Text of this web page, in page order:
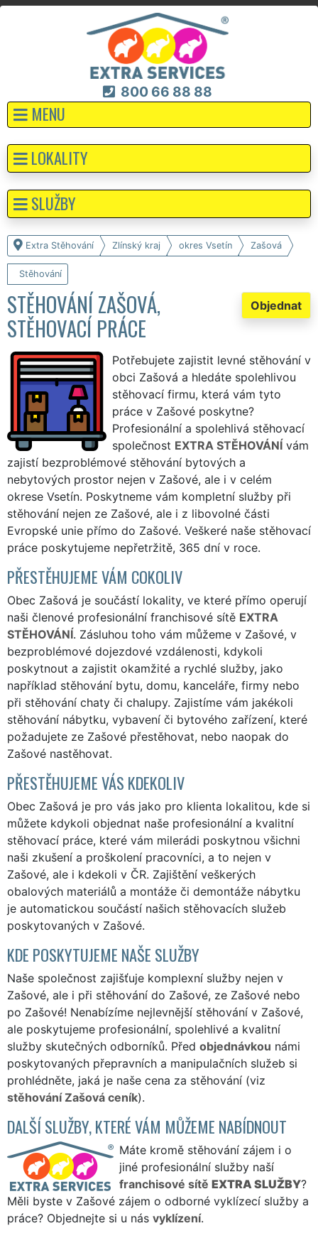
800 66 88 88
MENU
Extra Stěhování Zlínský kraj okres Vsetín Zašová
Stěhování
Objednat
STĚHOVÁNÍ ZAŠOVÁ,
STĚHOVACÍ PRÁCE
Potřebujete zajistit levné stěhování v
obci Zašová a hledáte spolehlivou
stěhovací firmu, která vám tyto
práce v Zašové poskytne?
Profesionální a spolehlivá stěhovací
společnost EXTRA STĚHOVÁNÍ vám
zajistí bezproblémové stěhování bytových a
nebytových prostor nejen v Zašové, ale i v celém
okrese Vsetín. Poskytneme vám kompletní služby při
stěhování nejen ze Zašové, ale i z libovolné části
Evropské unie přímo do Zašové. Veškeré naše stěhovací
práce poskytujeme nepřetržitě, 365 dní v roce.
PŘESTĚHUJEME VÁM COKOLIV
Obec Zašová je součástí lokality, ve které přímo operují
naši členové profesionální franchisové sítě EXTRA
STĚHOVÁNÍ. Zásluhou toho vám můžeme v Zašové, v
bezproblémové dojezdové vzdálenosti, kdykoli
poskytnout a zajistit okamžité a rychlé služby, jako
například stěhování bytu, domu, kanceláře, firmy nebo
při stěhování chaty či chalupy. Zajistíme vám jakékoli
stěhování nábytku, vybavení či bytového zařízení, které
požadujete ze Zašové přestěhovat, nebo naopak do
Zašové nastěhovat.
PŘESTĚHUJEME VÁS KDEKOLIV
Obec Zašová je pro vás jako pro klienta lokalitou, kde si
můžete kdykoli objednat naše profesionální a kvalitní
stěhovací práce, které vám milerádi poskytnou všichni
naši zkušení a proškolení pracovníci, a to nejen v
Zašové, ale i kdekoli v ČR. Zajištění veškerých
obalových materiálů a montáže či demontáže nábytku
je automatickou součástí našich stěhovacích služeb
poskytovaných v Zašové.
KDE POSKYTUJEME NAŠE SLUŽBY
Naše společnost zajišťuje komplexní služby nejen v
Zašové, ale i při stěhování do Zašové, ze Zašové nebo
po Zašové! Nenabízíme nejlevnější stěhování v Zašové,
ale poskytujeme profesionální, spolehlivé a kvalitní
služby skutečných odborníků. Před objednávkou námi
poskytovaných přepravních a manipulačních služeb si
prohlédněte, jaká je naše cena za stěhování (viz
stěhování Zašová ceník).
DALŠÍ SLUŽBY, KTERÉ VÁM MŮŽEME NABÍDNOUT
Máte kromě stěhování zájem i o
jiné profesionální služby naší
franchisové sítě EXTRA SLUŽBY?
Měli byste v Zašové zájem o odborné vyklízecí služby a
práce? Objednejte si u nás vyklízení.
LOKALITY
SLUŽBY